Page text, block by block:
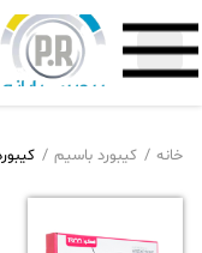
خانه کیبورد باسیم